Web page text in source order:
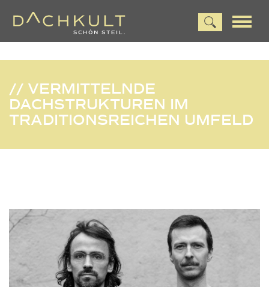
// VERMITTELNDE
DACHSTRUKTUREN IM
TRADITIONSREICHEN UMFELD